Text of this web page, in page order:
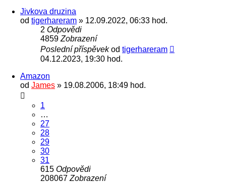
Jivkova druzina
od tigerhareram » 12.09.2022, 06:33 hod.
2 Odpovědi
4859 Zobrazení
Poslední příspěvekod tigerhareram
04.12.2023, 19:30 hod.
Amazon
od James » 19.08.2006, 18:49 hod.
1
…
27
28
29
30
31
615 Odpovědi
208067 Zobrazení